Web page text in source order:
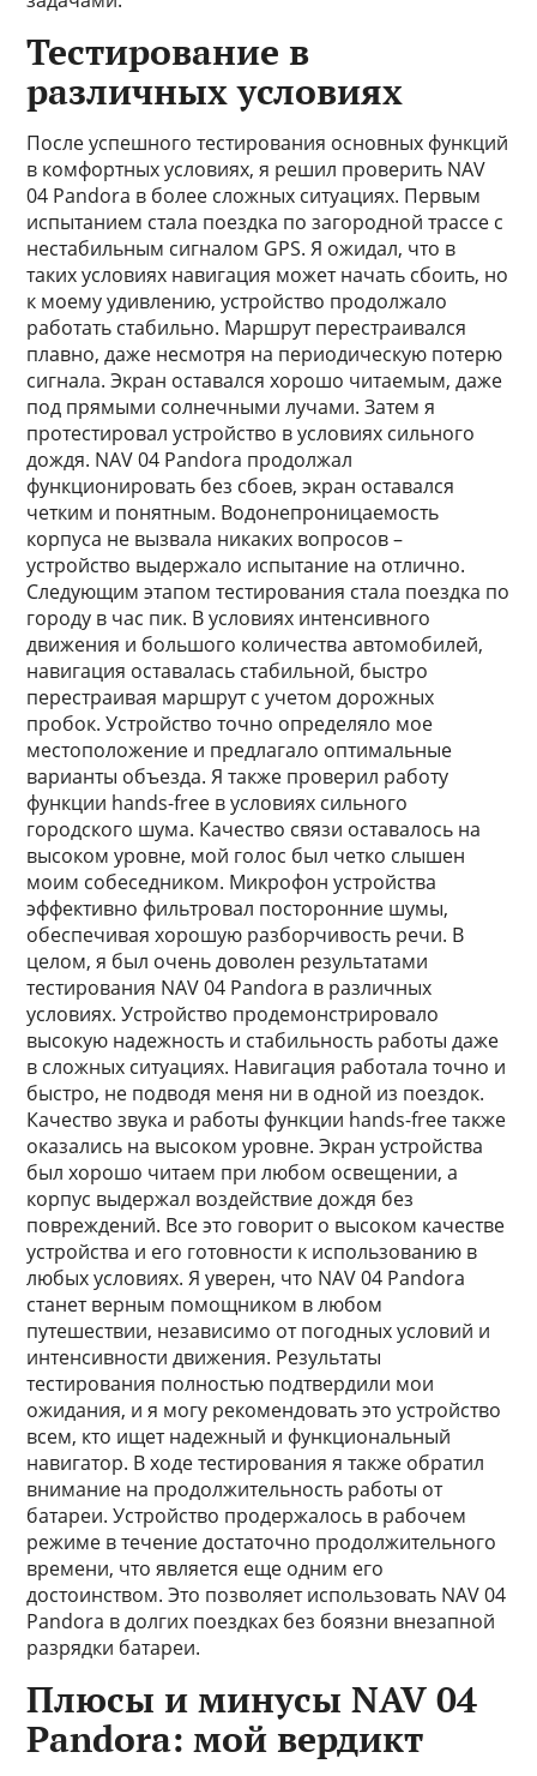
Тестирование в
различных условиях
После успешного тестирования основных функций
в комфортных условиях, я решил проверить NAV
04 Pandora в более сложных ситуациях. Первым
испытанием стала поездка по загородной трассе с
нестабильным сигналом GPS. Я ожидал, что в
таких условиях навигация может начать сбоить, но
к моему удивлению, устройство продолжало
работать стабильно. Маршрут перестраивался
плавно, даже несмотря на периодическую потерю
сигнала. Экран оставался хорошо читаемым, даже
под прямыми солнечными лучами. Затем я
протестировал устройство в условиях сильного
дождя. NAV 04 Pandora продолжал
функционировать без сбоев, экран оставался
четким и понятным. Водонепроницаемость
корпуса не вызвала никаких вопросов –
устройство выдержало испытание на отлично.
Следующим этапом тестирования стала поездка по
городу в час пик. В условиях интенсивного
движения и большого количества автомобилей,
навигация оставалась стабильной, быстро
перестраивая маршрут с учетом дорожных
пробок. Устройство точно определяло мое
местоположение и предлагало оптимальные
варианты объезда. Я также проверил работу
функции hands-free в условиях сильного
городского шума. Качество связи оставалось на
высоком уровне, мой голос был четко слышен
моим собеседником. Микрофон устройства
эффективно фильтровал посторонние шумы,
обеспечивая хорошую разборчивость речи. В
целом, я был очень доволен результатами
тестирования NAV 04 Pandora в различных
условиях. Устройство продемонстрировало
высокую надежность и стабильность работы даже
в сложных ситуациях. Навигация работала точно и
быстро, не подводя меня ни в одной из поездок.
Качество звука и работы функции hands-free также
оказались на высоком уровне. Экран устройства
был хорошо читаем при любом освещении, а
корпус выдержал воздействие дождя без
повреждений. Все это говорит о высоком качестве
устройства и его готовности к использованию в
любых условиях. Я уверен, что NAV 04 Pandora
станет верным помощником в любом
путешествии, независимо от погодных условий и
интенсивности движения. Результаты
тестирования полностью подтвердили мои
ожидания, и я могу рекомендовать это устройство
всем, кто ищет надежный и функциональный
навигатор. В ходе тестирования я также обратил
внимание на продолжительность работы от
батареи. Устройство продержалось в рабочем
режиме в течение достаточно продолжительного
времени, что является еще одним его
достоинством. Это позволяет использовать NAV 04
Pandora в долгих поездках без боязни внезапной
разрядки батареи.
Плюсы и минусы NAV 04
Pandora: мой вердикт